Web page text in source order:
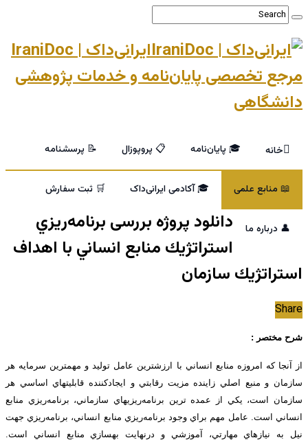
ایرانی‌داک | IraniDoc
مرجع تخصصی پایان‌نامه و خدمات پژوهشی
دانشگاهی
خانه 🎓 پایان‌نامه 📋 پروپوزال 📝 پرسشنامه
📖 منابع علمی 🎓 آکادمی ایرانی‌داک 🛒 ثبت سفارش
👤 درباره ما
دانلود پروژه بررسی برنامه‌ريزي
استراتژيك منابع انساني با اهداف
استراتژيك سازمان
Share
شرح مختصر :
از آنجا كه امروزه منابع انساني با ارزشترين عامل توليد و مهمترين سرمايه هر
سازمان و منبع اصلي زاينده مزيت رقابتي و ايجادكننده قابليتهاي اساسي هر
سازمان است، يكي از عمده ترين برنامه‌ريزيهاي سازماني، برنامه‌ريزي منابع
انساني است. عامل مهم براي وجود برنامه‌ريزي منابع انساني، برنامه‌ريزي جهت
نيل به نيازهاي مهارتي، آموزشي و درنهايت بهسازي منابع انساني است.